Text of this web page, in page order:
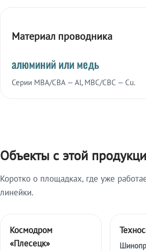
Материал проводника
алюминий или медь
Серии МВА/СВА — Al, МВС/СВС — Cu.
Объекты с этой
Коротко о площадках, где уже
линейки.
Космодром
«Плесецк»